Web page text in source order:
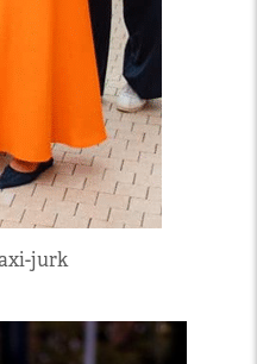
jurk